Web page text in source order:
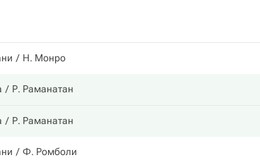
Н. Монро
Р. Раманатан
Р. Раманатан
Ф. Ромболи